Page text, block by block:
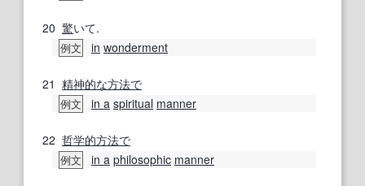
20 驚いて.
例文 in wonderment
21 精神的な方法で
例文 in a spiritual manner
22 哲学的方法で
例文 in a philosophic manner